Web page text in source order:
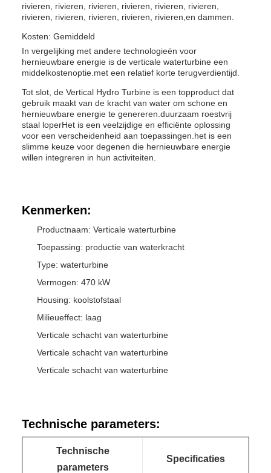
rivieren, rivieren, rivieren, rivieren, rivieren, rivieren,
rivieren, rivieren, rivieren, rivieren, rivieren,en dammen.
Kosten: Gemiddeld
In vergelijking met andere technologieën voor
hernieuwbare energie is de verticale waterturbine een
middelkostenoptie.met een relatief korte terugverdientijd.
Tot slot, de Vertical Hydro Turbine is een topproduct dat
gebruik maakt van de kracht van water om schone en
hernieuwbare energie te genereren.duurzaam roestvrij
staal loperHet is een veelzijdige en efficiënte oplossing
voor een verscheidenheid aan toepassingen.het is een
slimme keuze voor degenen die hernieuwbare energie
willen integreren in hun activiteiten.
Kenmerken:
Productnaam: Verticale waterturbine
Toepassing: productie van waterkracht
Type: waterturbine
Vermogen: 470 kW
Housing: koolstofstaal
Milieueffect: laag
Verticale schacht van waterturbine
Verticale schacht van waterturbine
Verticale schacht van waterturbine
Technische parameters:
Technische
parameters
Specificaties